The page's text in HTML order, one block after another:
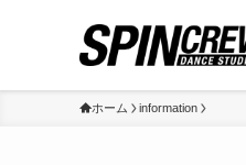
ホーム information